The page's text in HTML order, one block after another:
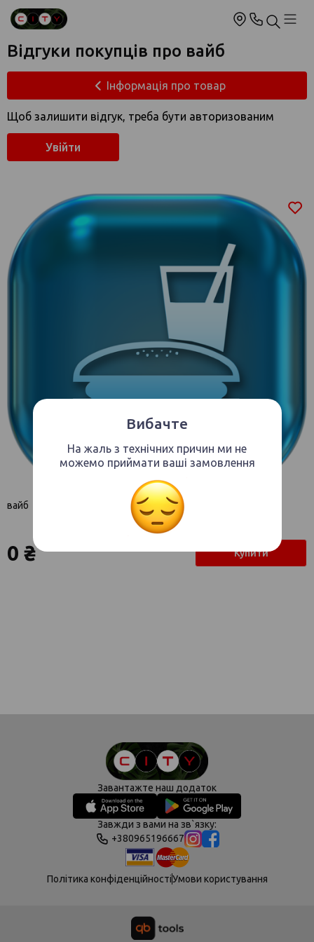
Вибачте
На жаль з технічних причин ми не
можемо приймати ваші замовлення
Відгуки покупців про вайб
Інформація про товар
Щоб залишити відгук, треба бути авторизованим
Увійти
вайб
0 ₴ Купити
Завантажте наш додаток
Завжди з вами на зв`язку:
+380965196667
Політика конфіденційностіУмови користування